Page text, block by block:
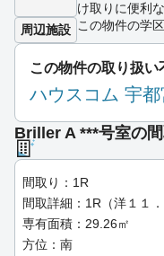
け取りに便利
周辺施設 この物件の学
この物件の取り扱
ハウスコム 宇
Briller A ***号室の間
間取り：1R
間取詳細：1R（洋１１．
専有面積：29.26㎡
方位：南